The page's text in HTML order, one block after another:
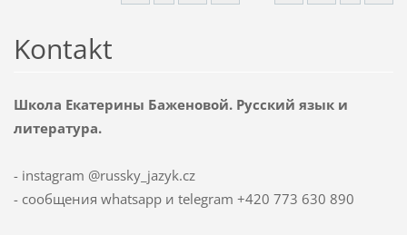
Kontakt
Школа Екатерины Баженовой. Русский язык и
литература.
- instagram @russky_jazyk.cz
- сообщения whatsapp и telegram +420 773 630 890